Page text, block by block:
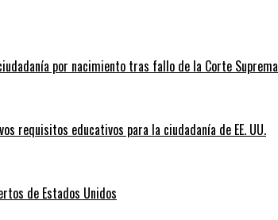
por nacimiento tras fallo de la Corte Suprema
requisitos educativos para la ciudadanía de EE. UU.
de Estados Unidos